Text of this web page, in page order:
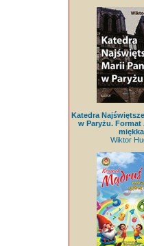
Katedra
w Paryżu. Format
miękka
Wiktor